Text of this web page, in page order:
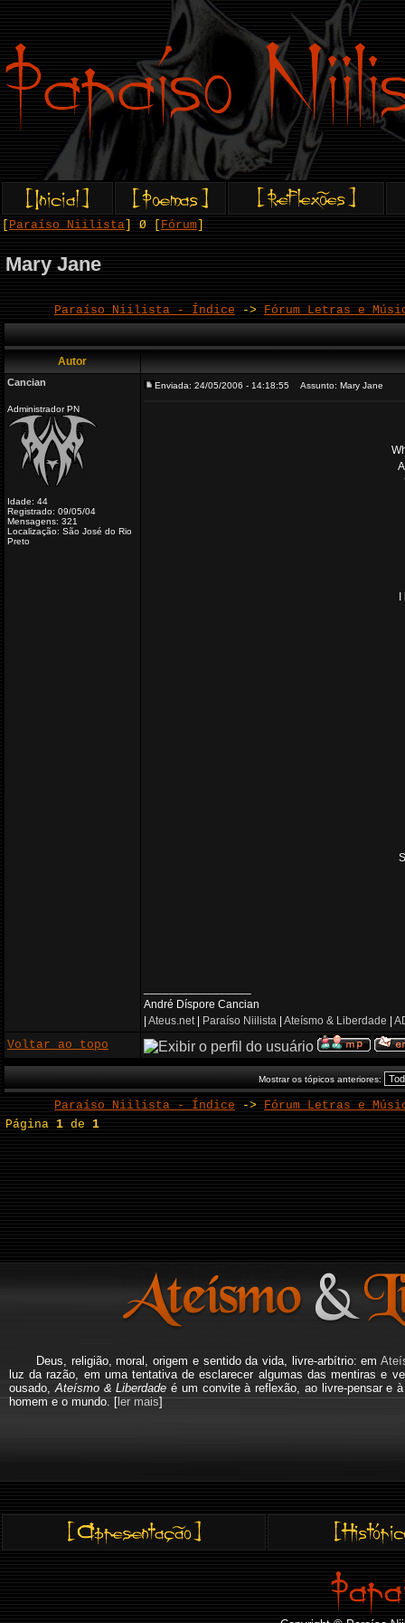
Paraíso Niilista ] Ø [ Fórum
Mary Jane
Paraíso Niilista - Índice -> Fórum Letras e
Autor
Cancian
Administrador PN
Idade: 44
Registrado: 09/05/04
Mensagens: 321
Localização: São José do Rio
Preto
Enviada: 24/05/2006 - 14:18:55 Assunto: Mary Jane
André Díspore Cancian
Ateus.net| Paraíso Niilista Ateísmo & Liberdade
Voltar ao topo
Mostrar os tópicos anteriores:
Paraíso Niilista - Índice -> Fórum Letras e
Página1 de1
Deus, religião, moral, origem e sentido da vida, livre-arbítrio: em
luz da razão, em uma tentativa de esclarecer algumas das mentiras e
ousado, Ateísmo & Liberdade é um convite à reflexão, ao livre-pensar e
homem e o mundo. [ler mais]